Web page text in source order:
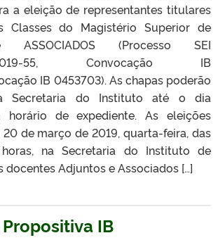
a eleição de representantes titulares
Classes do Magistério Superior de
ASSOCIADOS (Processo SEI
2019-55, Convocação IB
IB 0453703). As chapas poderão
Secretaria do Instituto até o dia
de expediente. As eleições
de março de 2019, quarta-feira, das
na Secretaria do Instituto de
docentes Adjuntos e Associados […]
IB